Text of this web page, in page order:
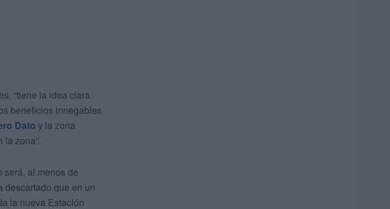
“tiene la idea clara
beneficios innegables
Dato y la zona
zona”.
será, al menos de
descartado que en un
la nueva Estación